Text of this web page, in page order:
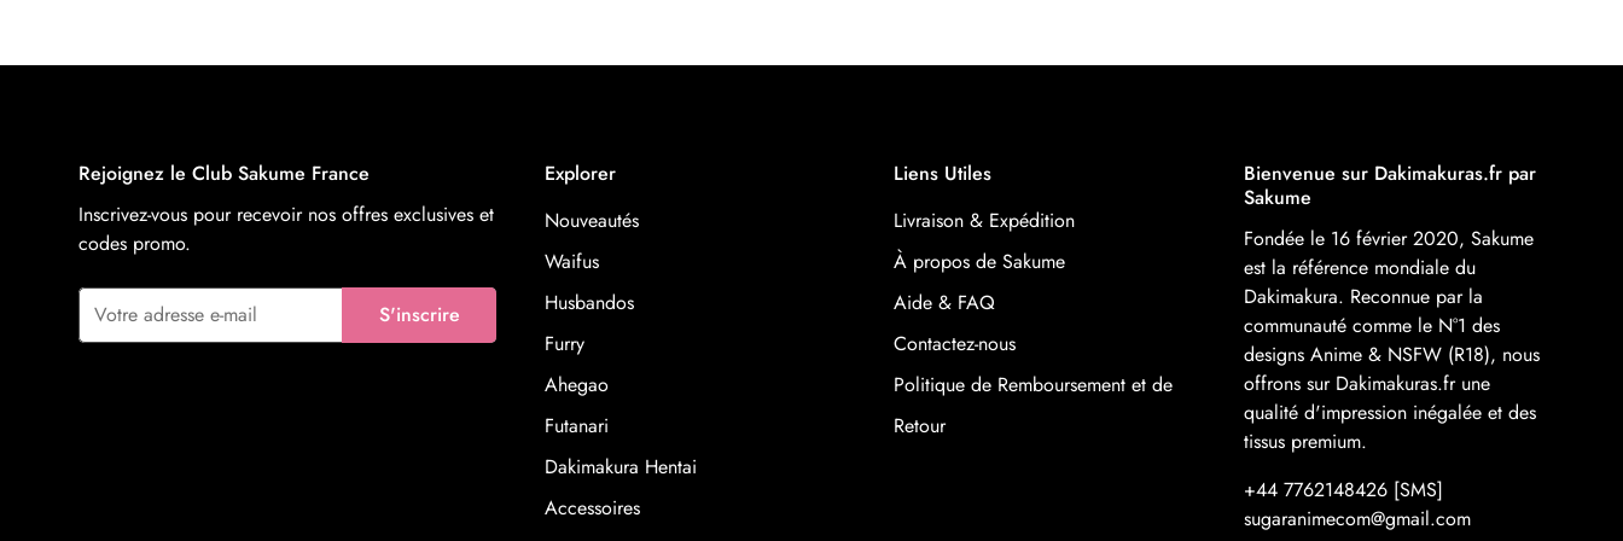
shion alphine
taihou
eblana
evernight
Rejoignez le Club Sakume France
Inscrivez-vous pour recevoir nos offres exclusives et
codes promo.
S'inscrire
Explorer
Nouveautés
Waifus
Husbandos
Furry
Ahegao
Futanari
Dakimakura Hentai
Accessoires
Liens Utiles
Livraison & Expédition
À propos de Sakume
Aide & FAQ
Contactez-nous
Politique de Remboursement et de
Retour
Bienvenue sur Dakimakuras.fr par
Sakume
Fondée le 16 février 2020, Sakume
est la référence mondiale du
Dakimakura. Reconnue par la
communauté comme le N°1 des
designs Anime & NSFW (R18), nous
offrons sur Dakimakuras.fr une
qualité d'impression inégalée et des
tissus premium.
+44 7762148426 [SMS]
sugaranimecom@gmail.com